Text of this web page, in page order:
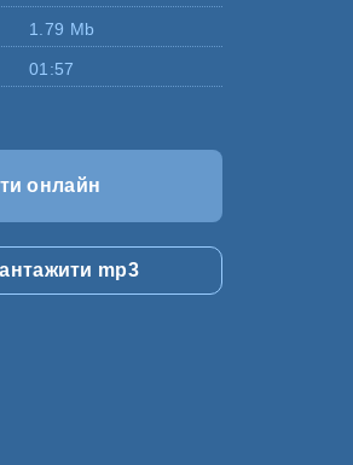
1.79 Mb
01:57
онлайн
mp3